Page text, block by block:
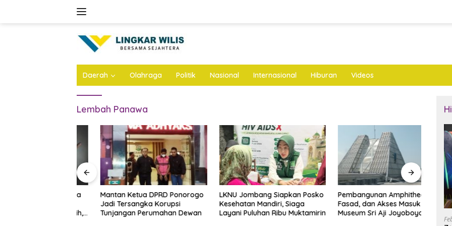
Daerah Olahraga Politik Nasional Internasional Hiburan Videos
Lembah Panawa
Mantan Ketua DPRD Ponorogo
Jadi Tersangka Korupsi
Tunjangan Perumahan Dewan
LKNU Jombang Siapkan Posko
Kesehatan Mandiri, Siaga
Layani Puluhan Ribu Muktamirin
Pembangunan Amphitheater,
Fasad, dan Akses Masuk
Museum Sri Aji Joyoboyo